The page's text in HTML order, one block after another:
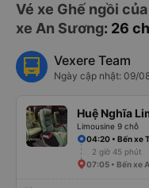
Vé xe Ghế ngồi
xe An Sương: 26
Vexere Team
Ngày cập nhật: 09/
Huệ Nghĩa
Limousine 9 chỗ
04:20 • Bến xe
2 giờ 45 phút
07:05 • Bến xe